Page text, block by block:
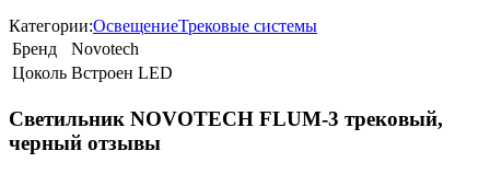
Категории:ОсвещениеТрековые системы
Бренд
Novotech
Цоколь Встроен LED
Светильник NOVOTECH FLUM-3 трековый,
черный отзывы